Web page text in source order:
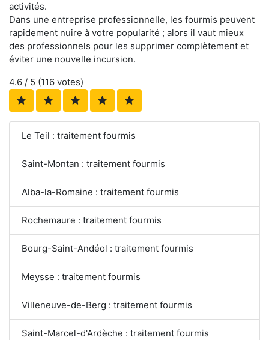
activités.
Dans une entreprise professionnelle, les fourmis peuvent
rapidement nuire à votre popularité ; alors il vaut mieux
des professionnels pour les supprimer complètement et
éviter une nouvelle incursion.
4.6 / 5 (116 votes)
Le Teil : traitement fourmis
Saint-Montan : traitement fourmis
Alba-la-Romaine : traitement fourmis
Rochemaure : traitement fourmis
Bourg-Saint-Andéol : traitement fourmis
Meysse : traitement fourmis
Villeneuve-de-Berg : traitement fourmis
Saint-Marcel-d'Ardèche : traitement fourmis